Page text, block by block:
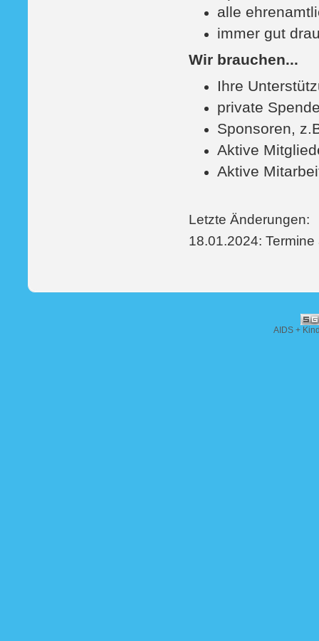
alle
immer gut
Wir brauchen...
Ihre
private
Sponsoren,
Aktive
Aktive
Letzte Änderungen:
18.01.2024: Termine
AIDS +